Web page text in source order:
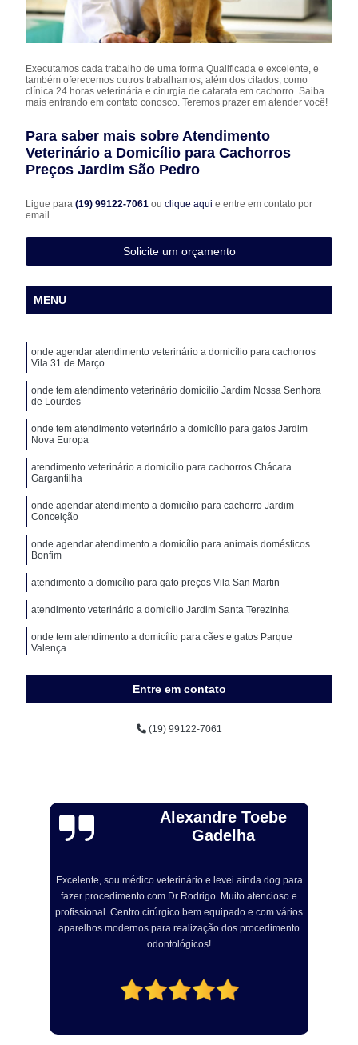
Executamos cada trabalho de uma forma Qualificada e excelente, e
também oferecemos outros trabalhamos, além dos citados, como
clínica 24 horas veterinária e cirurgia de catarata em cachorro. Saiba
mais entrando em contato conosco. Teremos prazer em atender você!
Para saber mais sobre Atendimento
Veterinário a Domicílio para Cachorros
Preços Jardim São Pedro
Ligue para(19) 99122-7061ouclique aqui e entre em contato por
email.
Solicite um orçamento
MENU
onde agendar atendimento veterinário a domicílio para cachorros
Vila 31 de Março
onde tem atendimento veterinário domicílio Jardim Nossa Senhora
de Lourdes
onde tem atendimento veterinário a domicílio para gatos Jardim
Nova Europa
atendimento veterinário a domicílio para cachorros Chácara
Gargantilha
onde agendar atendimento a domicílio para cachorro Jardim
Conceição
onde agendar atendimento a domicílio para animais domésticos
Bonfim
atendimento a domicílio para gato preços Vila San Martin
atendimento veterinário a domicílio Jardim Santa Terezinha
onde tem atendimento a domicílio para cães e gatos Parque
Valença
onde tem atendimento veterinário domicílio Vila Teixeira
Entre em contato
(19) 99122-7061
Alexandre Toebe
Gadelha
Excelente, sou médico veterinário e levei ainda dog para
fazer procedimento com Dr Rodrigo. Muito atencioso e
profissional. Centro cirúrgico bem equipado e com vários
aparelhos modernos para realização dos procedimento
odontológicos!